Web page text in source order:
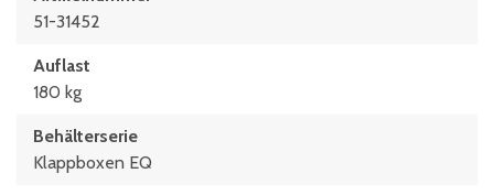
51-31452
Auflast
180 kg
Behälterserie
Klappboxen EQ